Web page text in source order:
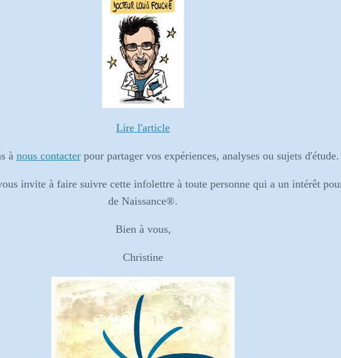
Lire l'article
à nous contacterpour partager vos expériences, analyses ou sujets d'étude.
invite à faire suivre cette infolettre à toute personne qui a un intérêt
de Naissance®.
Bien à vous,
Christine